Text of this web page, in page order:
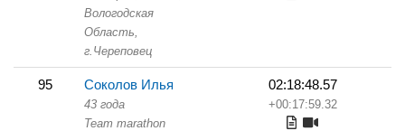
Вологодская
Область,
г.Череповец
95 Соколов Илья
43 года
Team marathon
02:18:48.57
+00:17:59.32